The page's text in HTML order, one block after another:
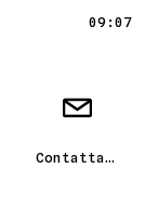
09:07
Contattami